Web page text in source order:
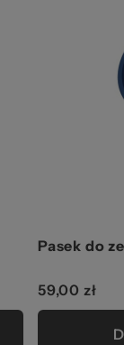
Pasek do
59,00 zł